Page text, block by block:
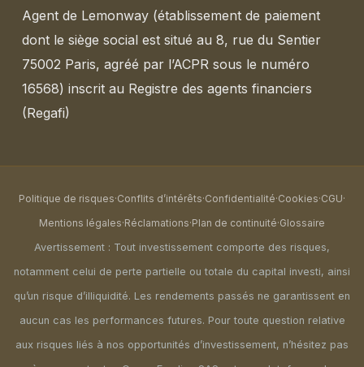
Agent de Lemonway (établissement de paiement
dont le siège social est situé au 8, rue du Sentier
75002 Paris, agréé par l’ACPR sous le numéro
16568) inscrit au Registre des agents financiers
(Regafi)
Politique de risques·Conflits d’intérêts·Confidentialité·Cookies·CGU·
Mentions légales·Réclamations·Plan de continuité·Glossaire
Avertissement : Tout investissement comporte des risques,
notamment celui de perte partielle ou totale du capital investi, ainsi
qu’un risque d’illiquidité. Les rendements passés ne garantissent en
aucun cas les performances futures. Pour toute question relative
aux risques liés à nos opportunités d’investissement, n’hésitez pas